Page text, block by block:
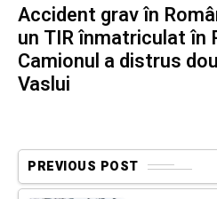
Accident grav în
un TIR înmatriculat în
Camionul a distrus
Vaslui
PREVIOUS POST